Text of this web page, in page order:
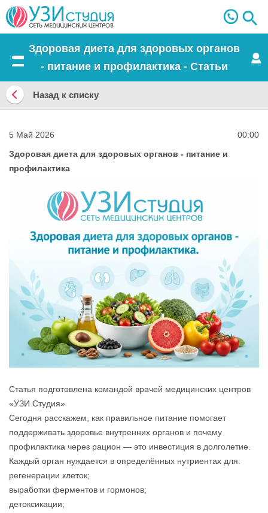
Здоровая диета для здоровых органов
- питание и профилактика - Статьи
Назад
к
списку
Назад к списку
5 Май 2026
00:00
Здоровая диета для здоровых органов - питание и
профилактика
Статья подготовлена командой врачей медицинских центров
«УЗИ Студия»
Сегодня расскажем, как правильное питание помогает
поддерживать здоровье внутренних органов и почему
профилактика через рацион — это инвестиция в долголетие.
Каждый орган нуждается в определённых нутриентах для:
регенерации клеток;
выработки ферментов и гормонов;
детоксикации;